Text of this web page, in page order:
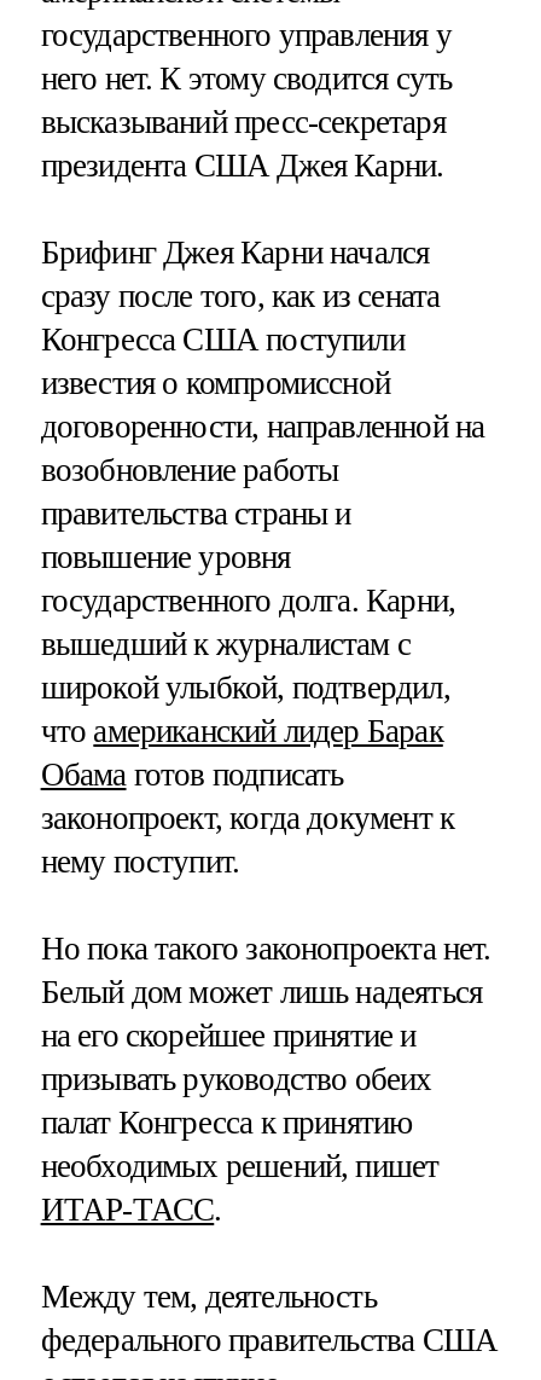
государственного управления у
него нет. К этому сводится суть
высказываний пресс-секретаря
президента США Джея Карни.
Брифинг Джея Карни начался
сразу после того, как из сената
Конгресса США поступили
известия о компромиссной
договоренности, направленной на
возобновление работы
правительства страны и
повышение уровня
государственного долга. Карни,
вышедший к журналистам с
широкой улыбкой, подтвердил,
что американский лидер Барак
Обама готов подписать
законопроект, когда документ к
нему поступит.
Но пока такого законопроекта нет.
Белый дом может лишь надеяться
на его скорейшее принятие и
призывать руководство обеих
палат Конгресса к принятию
необходимых решений, пишет
ИТАР-ТАСС.
Между тем, деятельность
федерального правительства США